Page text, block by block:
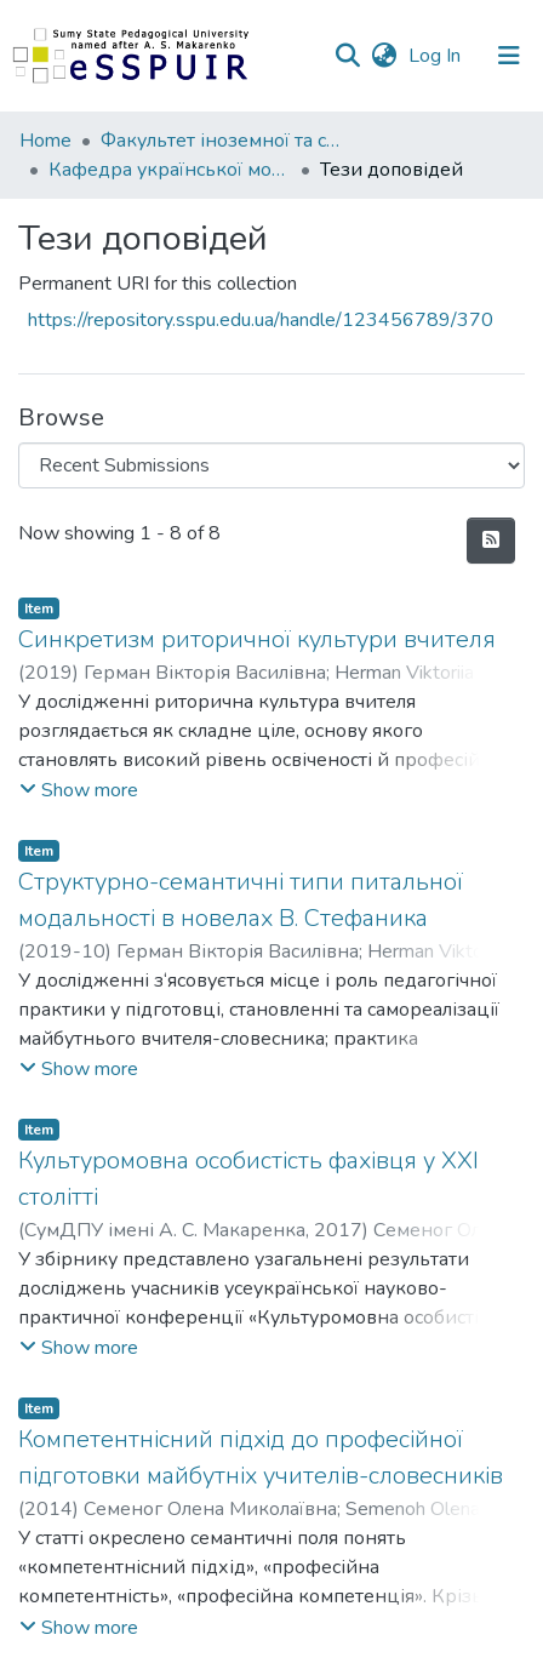
Log In (current)
Communities
&
All of DSpace
Statistics
Home
Факультет іноземної та слов’янської філології
Кафедра української мови та літератури
Тези доповідей
Тези доповідей
Permanent URI for this collection
https://repository.sspu.edu.ua/handle/123456789/370
Browse
Recent Submissions
Now showing 1 - 8 of 8
Item
Синкретизм риторичної культури вчителя
(2019) Герман Вікторія Василівна; Herman Viktoriia
Vasylivna
У дослідженні риторична культура вчителя
розглядається як складне ціле, основу якого
становлять високий рівень освіченості й професійні
знання, культура мислення, мовлення і спілкування,
майстерність. Синкретизм риторичної культури
вчителя становлять логічна, психологічна, мовленнєва
й невербальна складові.
Show more
Item
Структурно-семантичні типи питальної
модальності в новелах В. Стефаника
(2019-10) Герман Вікторія Василівна; Herman Viktoriia
Vasylivna;Громова Наталія Василівна;Hromova Nataliia
Vasylivna
У дослідженні з‘ясовується місце і роль педагогічної
практики у підготовці, становленні та самореалізації
майбутнього вчителя-словесника; практика
розглядається як внутрішня потреба особистості до
(професійних та особистісних якостей).
Show more
Item
Культуромовна особистість фахівця у ХХІ
столітті
(СумДПУ імені А. С. Макаренка, 2017) Семеног Олена
Миколаївна;Semenoh Olena Mykolaivna
У збірнику представлено узагальнені результати
досліджень учасників усеукраїнської науково-
практичної конференції «Культуромовна особистість
фахівця у ХХІ столітті». Проблематика наукових
гуманітаристики у вищих навчальних закладах в
Україні і за кордоном на інноваційних засадах;
обговорення актуальних проблем формування
культуромовної особистості фахівця в умовах
неперервної освіти, ефективного використання в
освітньому процесі здобутків лінгвоперсонології,
електронної лінгводидактики, цифрової
наративістики, професійного лідерства. Збірник
рекомендовано для широкого кола фахівців.
Show more
Item
Компетентнісний підхід до професійної
підготовки майбутніх учителів-словесників
(2014) Семеног Олена Миколаївна; Semenoh Olena
Mykolaivna
У статті окреслено семантичні поля понять
«компетентнісний підхід», «професійна
компетентність», «професійна компетенція». Крізь
призму компетентнісного підходу з'ясовано змістове
Show more